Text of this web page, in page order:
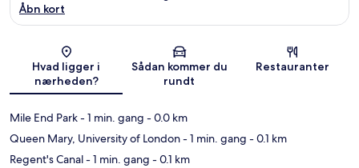
Kort
Åbn kort
Hvad ligger i
nærheden?
Sådan kommer du
rundt
Restauranter
Mile End Park- 1 min. gang - 0.0 km
Queen Mary, University of London- 1 min. gang - 0.1 km
Regent's Canal- 1 min. gang - 0.1 km